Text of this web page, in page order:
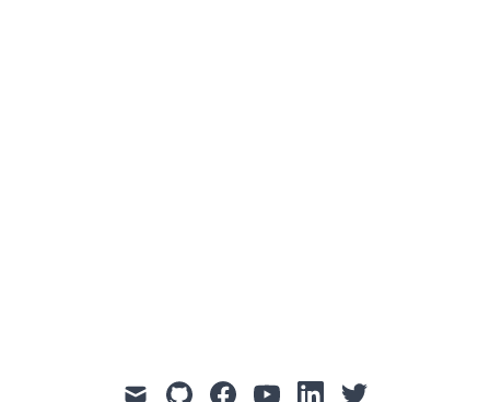
mail githubfacebookyoutubelinkedintwitter